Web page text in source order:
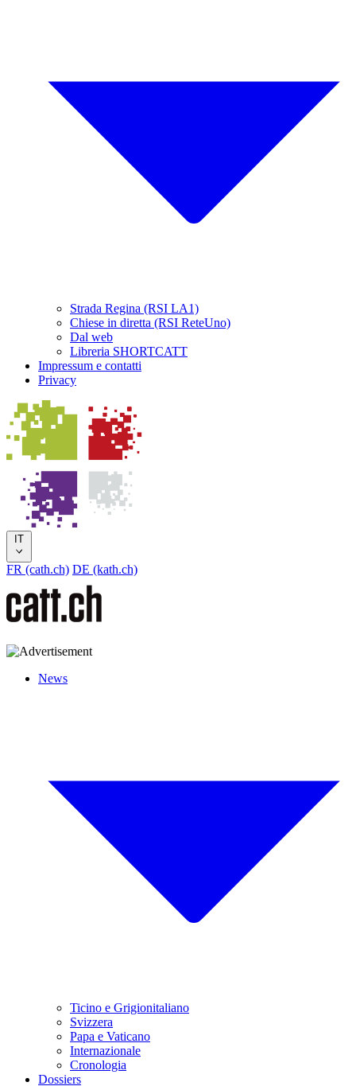
Strada Regina (RSI LA1)
Chiese in diretta (RSI ReteUno)
Dal web
Libreria SHORTCATT
Impressum e contatti
Privacy
IT
FR (cath.ch) DE (kath.ch)
News
Ticino e Grigionitaliano
Svizzera
Papa e Vaticano
Internazionale
Cronologia
Dossiers